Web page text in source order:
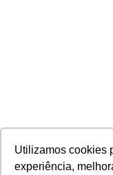
Utilizamos cookies
experiência,